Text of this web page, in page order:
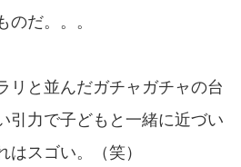
のだ。。。
リと並んだガチャガチャの台
引力で子どもと一緒に近づい
はスゴい。（笑）